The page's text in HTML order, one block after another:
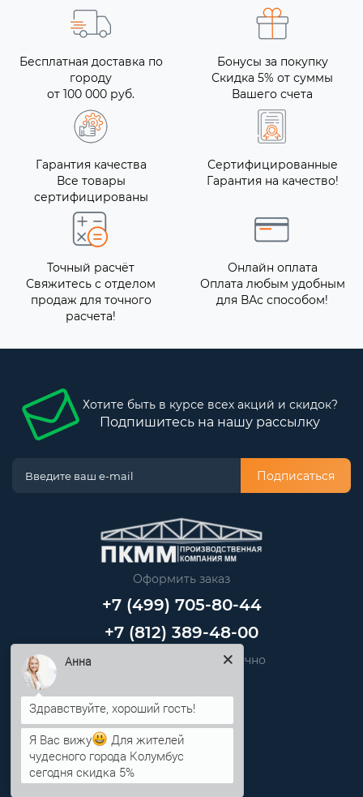
Бесплатная доставка по
городу
от 100 000 руб.
Бонусы за покупку
Скидка 5% от суммы
Вашего счета
Гарантия качества
Все товары
сертифицированы
Сертифицированные
Гарантия на качество!
Точный расчёт
Свяжитесь с отделом
продаж для точного
расчета!
Онлайн оплата
Оплата любым удобным
для ВАс способом!
Хотите быть в курсе всех акций и скидок?
Подпишитесь на нашу рассылку
Подписаться
Оформить заказ
+7 (499) 705-80-44
+7 (812) 389-48-00
Звоните нам круглосуточно
Информация
Анна
Я Вас вижу
Для жителей
чудесного города Колумбус
сегодня скидка 5%